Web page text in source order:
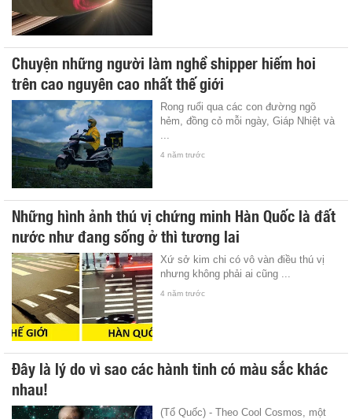
Chuyện những người làm nghề shipper hiếm hoi
trên cao nguyên cao nhất thế giới
Rong ruổi qua các con đường ngõ
hẻm, đồng cỏ mỗi ngày, Giáp Nhiệt và
4 năm trước
Những hình ảnh thú vị chứng minh Hàn Quốc là đất
nước như đang sống ở thì tương lai
Xứ sở kim chi có vô vàn điều thú vị
nhưng không phải ai cũng ...
4 năm trước
Đây là lý do vì sao các hành tinh có màu sắc khác
nhau!
(Tổ Quốc) - Theo Cool Cosmos, một